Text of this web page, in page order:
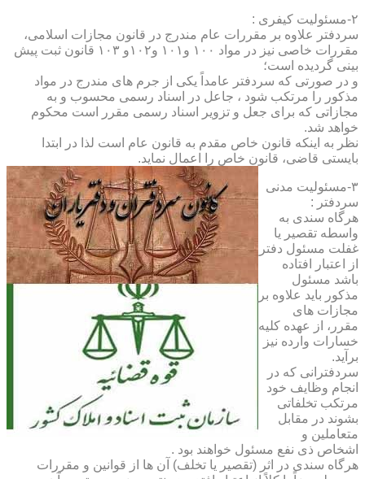
۲-مسئولیت کیفری :
سردفتر علاوه بر مقررات عام مندرج در قانون مجازات اسلامی،
مقررات خاصی نیز در مواد ۱۰۰ و۱۰۱ و۱۰۲و ۱۰۳ قانون ثبت پیش
بینی گردیده است؛
و در صورتی که سردفتر عامداً یکی از جرم های مندرج در مواد
مذکور را مرتکب شود ، جاعل در اسناد رسمی محسوب و به
مجازاتی که برای جعل و تزویر اسناد رسمی مقرر است محکوم
خواهد شد.
نظر به اینکه قانون خاص مقدم به قانون عام است لذا در ابتدا
بایستی قاضی، قانون خاص را اعمال نماید.
۳-مسئولیت مدنی
سردفتر :
هرگاه سندی به
واسطه تقصیر یا
غفلت مسئول دفتر
از اعتبار افتاده
باشد مسئول
مذکور باید علاوه بر
مجازات های
مقرر، از عهده کلیه
خسارات وارده نیز
برآید.
سردفترانی که در
انجام وظایف خود
مرتکب تخلفاتی
بشوند در مقابل
متعاملین و
اشخاص ذی نفع مسئول خواهند بود .
هرگاه سندی در اثر (تقصیر یا تخلف) آن ها از قوانین و مقررات